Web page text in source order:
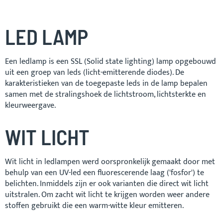
LED LAMP
Een ledlamp is een SSL (Solid state lighting) lamp opgebouwd
uit een groep van leds (licht-emitterende diodes). De
karakteristieken van de toegepaste leds in de lamp bepalen
samen met de stralingshoek de lichtstroom, lichtsterkte en
kleurweergave.
WIT LICHT
Wit licht in ledlampen werd oorspronkelijk gemaakt door met
behulp van een UV-led een fluorescerende laag ('fosfor') te
belichten. Inmiddels zijn er ook varianten die direct wit licht
uitstralen. Om zacht wit licht te krijgen worden weer andere
stoffen gebruikt die een warm-witte kleur emitteren.